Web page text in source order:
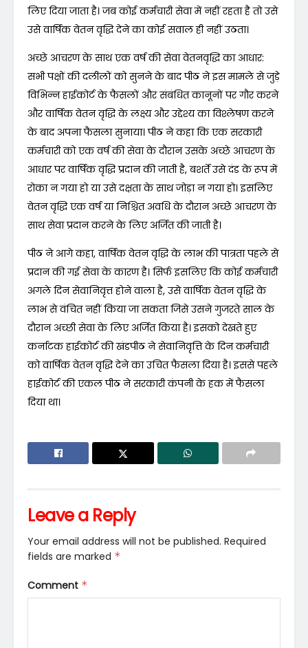
लिए दिया जाता है। जब कोई कर्मचारी सेवा में नहीं रहता है तो उसे
उसे वार्षिक वेतन वृद्धि देने का कोई सवाल ही नहीं उठता।
अच्छे आचरण के साथ एक वर्ष की सेवा वेतनवृद्धि का आधार:
सभी पक्षों की दलीलों को सुनने के बाद पीठ ने इस मामले से जुड़े
विभिन्न हाईकोर्ट के फैसलों और संबंधित कानूनों पर गौर करने
और वार्षिक वेतन वृद्धि के लक्ष्य और उद्देश्य का विश्लेषण करने
के बाद अपना फैसला सुनाया। पीठ ने कहा कि एक सरकारी
कर्मचारी को एक वर्ष की सेवा के दौरान उसके अच्छे आचरण के
आधार पर वार्षिक वृद्धि प्रदान की जाती है, बशर्ते उसे दंड के रूप में
रोका न गया हो या उसे दक्षता के साथ जोड़ा न गया हो। इसलिए
वेतन वृद्धि एक वर्ष या निश्चित अवधि के दौरान अच्छे आचरण के
साथ सेवा प्रदान करने के लिए अर्जित की जाती है।
पीठ ने आगे कहा, वार्षिक वेतन वृद्धि के लाभ की पात्रता पहले से
प्रदान की गई सेवा के कारण है। सिर्फ इसलिए कि कोई कर्मचारी
अगले दिन सेवानिवृत्त होने वाला है, उसे वार्षिक वेतन वृद्धि के
लाभ से वंचित नहीं किया जा सकता जिसे उसने गुजरते साल के
दौरान अच्छी सेवा के लिए अर्जित किया है। इसको देखते हुए
कर्नाटक हाईकोर्ट की खंडपीठ ने सेवानिवृत्ति के दिन कर्मचारी
को वार्षिक वेतन वृद्धि देने का उचित फैसला दिया है। इससे पहले
हाईकोर्ट की एकल पीठ ने सरकारी कंपनी के हक में फैसला
दिया था।
Leave a Reply
Your email address will not be published. Required
fields are marked *
Comment *